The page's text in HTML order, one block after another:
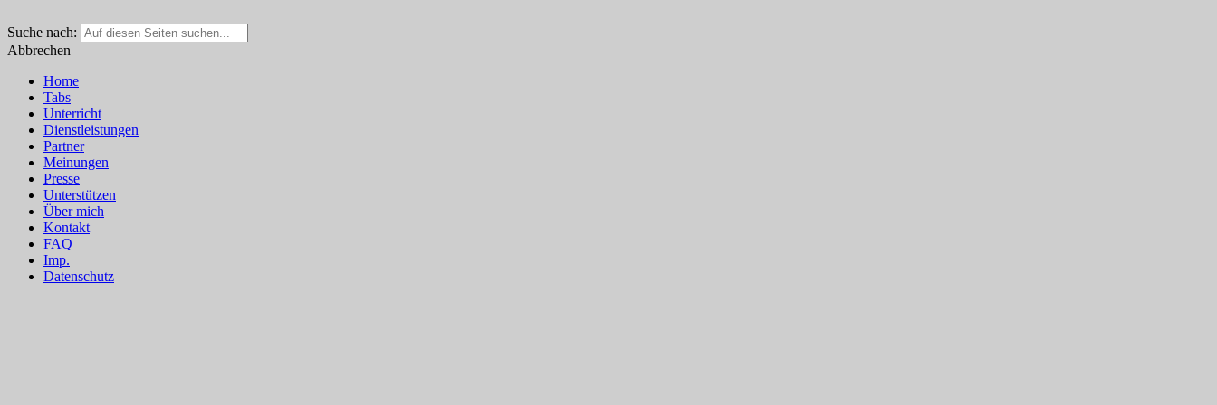
Suche nach:
Abbrechen
Home
Tabs
Unterricht
Dienstleistungen
Partner
Meinungen
Presse
Unterstützen
Über mich
Kontakt
FAQ
Imp.
Datenschutz